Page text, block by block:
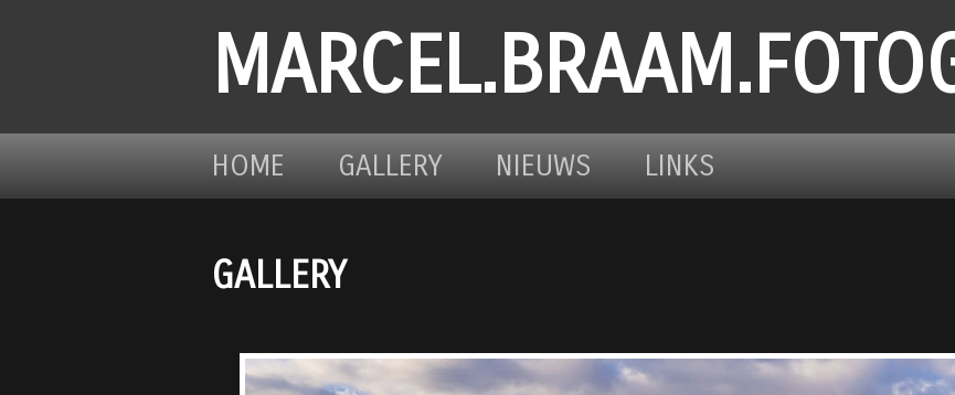
HOME GALLERY NIEUWS LINKS
GALLERY